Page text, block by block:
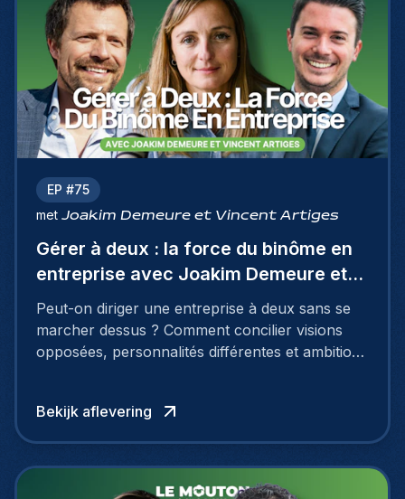
EP #75
met Joakim Demeure et Vincent Artiges
Gérer à deux : la force du binôme en
entreprise avec Joakim Demeure et
Vincent Artiges
Peut-on diriger une entreprise à deux sans se
marcher dessus ? Comment concilier visions
opposées, personnalités différentes et ambitions
Bekijk aflevering